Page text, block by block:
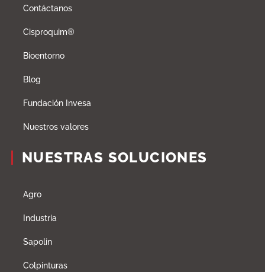
Contáctanos
Cisproquim®
Bioentorno
Blog
Fundación Invesa
Nuestros valores
NUESTRAS SOLUCIONES
Agro
Industria
Sapolin
Colpinturas